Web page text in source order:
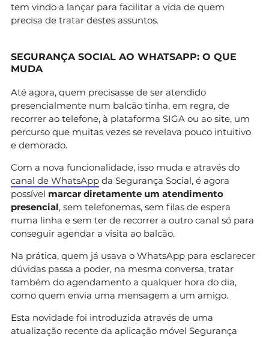
tem vindo a lançar para facilitar a vida de quem
precisa de tratar destes assuntos.
SEGURANÇA SOCIAL AO WHATSAPP: O QUE
MUDA
Até agora, quem precisasse de ser atendido
presencialmente num balcão tinha, em regra, de
recorrer ao telefone, à plataforma SIGA ou ao site, um
percurso que muitas vezes se revelava pouco intuitivo
e demorado.
Com a nova funcionalidade, isso muda e através do
canal de WhatsApp da Segurança Social, é agora
possível marcar diretamente um atendimento
presencial, sem telefonemas, sem filas de espera
numa linha e sem ter de recorrer a outro canal só para
conseguir agendar a visita ao balcão.
Na prática, quem já usava o WhatsApp para esclarecer
dúvidas passa a poder, na mesma conversa, tratar
também do agendamento a qualquer hora do dia,
como quem envia uma mensagem a um amigo.
Esta novidade foi introduzida através de uma
atualização recente da aplicação móvel Segurança